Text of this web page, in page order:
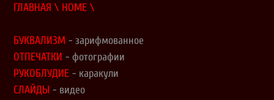
ГЛАВНАЯ \ HOME \
БУКВАЛИЗМ - зарифмованное
ОТПЕЧАТКИ - фотографии
РУКОБЛУДИЕ - каракули
СЛАЙДЫ - видео